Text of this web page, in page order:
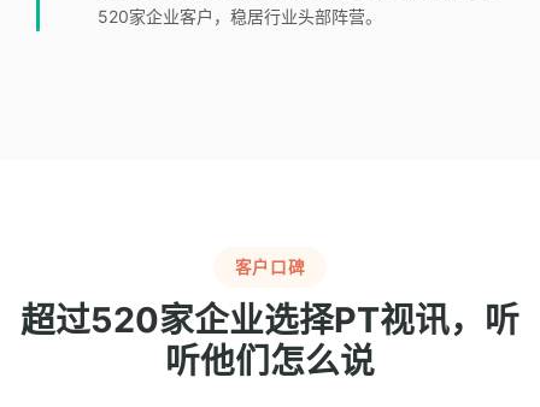
520家企业客户，稳居行业头部阵营。
客户口碑
超过520家企业选择PT视讯，听
听他们怎么说